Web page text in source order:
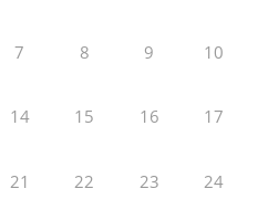
7 8 9 10
14 15 16 17
21 22 23 24